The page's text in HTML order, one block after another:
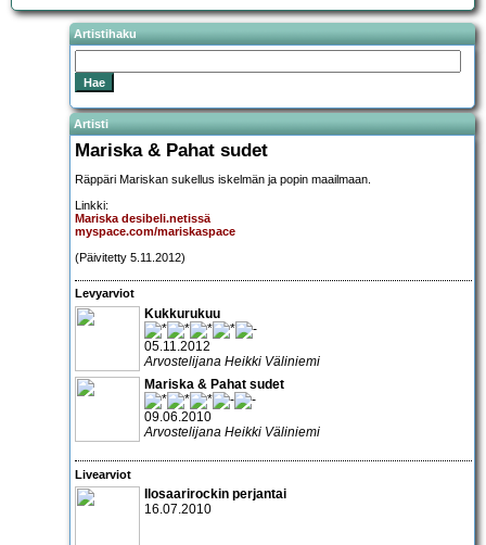
Artistihaku
Artisti
Mariska & Pahat sudet
Räppäri Mariskan sukellus iskelmän ja popin maailmaan.
Linkki:
Mariska desibeli.netissä
myspace.com/mariskaspace
(Päivitetty 5.11.2012)
Levyarviot
Kukkurukuu
05.11.2012
Arvostelijana Heikki Väliniemi
Mariska & Pahat sudet
09.06.2010
Arvostelijana Heikki Väliniemi
Livearviot
Ilosaarirockin perjantai
16.07.2010